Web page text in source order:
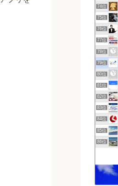
74位
75位
76位
77位
78位
79位
80位
81位
82位
83位
84位
85位
86位